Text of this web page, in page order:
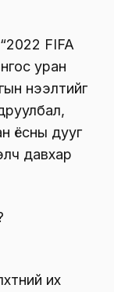
FIFA
уран
нээлтийг
ёсны дууг
давхар
их